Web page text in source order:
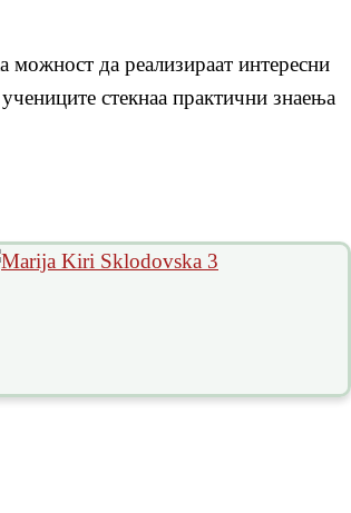
да реализираат интересни
стекнаа практични знаења